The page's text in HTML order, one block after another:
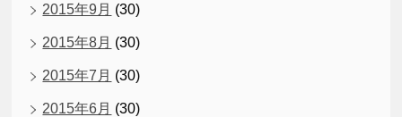
2015年9月 (30)
2015年8月 (30)
2015年7月 (30)
2015年6月 (30)